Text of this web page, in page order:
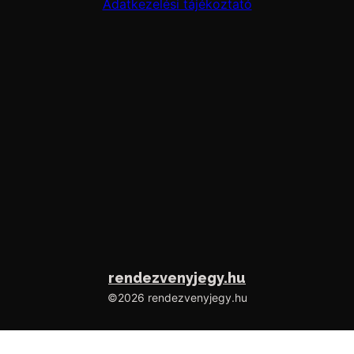
Adatkezelési tájékoztató
rendezvenyjegy.hu
©2026 rendezvenyjegy.hu